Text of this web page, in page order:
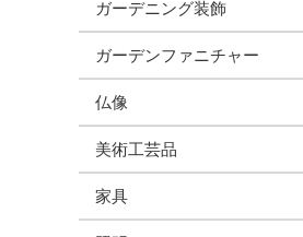
ガーデニング装飾
ガーデンファニチャー
仏像
美術工芸品
家具